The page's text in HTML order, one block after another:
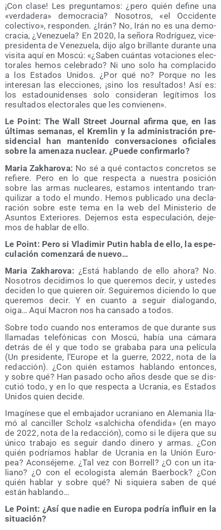
¡Con cla­se! Les pre­gun­ta­mos: ¿pero quién defi­ne una
«ver­da­de­ra» demo­cra­cia? Noso­tros, «el Occi­den­te
colec­ti­vo», res­pon­den. ¿Irán? No, Irán no es una demo­
cra­cia, ¿Vene­zue­la? En 2020, la seño­ra Rodrí­guez, vice­
pre­si­den­ta de Vene­zue­la, dijo algo bri­llan­te duran­te una
visi­ta aquí en Mos­cú: «¿Saben cuán­tas vota­cio­nes elec­
to­ra­les hemos cele­bra­do? Ni uno solo ha com­pla­ci­do
a los Esta­dos Uni­dos. ¿Por qué no? Por­que no les
intere­san las elec­cio­nes, ¡sino los resul­ta­dos! Así es:
los esta­dou­ni­den­ses solo con­si­de­ran legí­ti­mos los
resul­ta­dos elec­to­ra­les que les convienen».
Le Point: The Wall Street Jour­nal afir­ma que, en las
últi­mas sema­nas, el Krem­lin y la admi­nis­tra­ción pre­
si­den­cial han man­te­ni­do con­ver­sa­cio­nes ofi­cia­les
sobre la ame­na­za nuclear. ¿Pue­de confirmarlo?
Maria Zakha­ro­va: No sé a qué con­tac­tos con­cre­tos se
refie­re. Pero en lo que res­pec­ta a nues­tra posi­ción
sobre las armas nuclea­res, esta­mos inten­tan­do tran­
qui­li­zar a todo el mun­do. Hemos publi­ca­do una decla­
ra­ción sobre este tema en la web del Minis­te­rio de
Asun­tos Exte­rio­res. Deje­mos esta espe­cu­la­ción, deje­
mos de hablar de ello.
Le Point: Pero si Vla­di­mir Putin habla de ello, la espe­
cu­la­ción comen­za­rá de nuevo…
Maria Zakha­ro­va: ¿Está hablan­do de ello aho­ra? No.
Noso­tros deci­di­mos lo que que­re­mos decir, y uste­des
deci­den lo que quie­ren oír. Segui­re­mos dicien­do lo que
que­re­mos decir. Y en cuan­to a seguir dia­lo­gan­do,
oiga… Aquí Macron nos ha can­sa­do a todos.
Sobre todo cuan­do nos ente­ra­mos de que duran­te sus
lla­ma­das tele­fó­ni­cas con Mos­cú, había una cáma­ra
detrás de él y que todo se gra­ba­ba para una pelí­cu­la
(Un pre­si­den­te, l’Eu­ro­pe et la gue­rre, 2022, nota de la
redac­ción). ¿Con quién esta­mos hablan­do enton­ces,
y sobre qué? Han pasa­do ocho años des­de que se dis­
cu­tió todo, y en lo que res­pec­ta a Ucra­nia, es Esta­dos
Uni­dos quien decide.
Ima­gí­ne­se que el emba­ja­dor ucra­niano en Ale­ma­nia lla­
mó al can­ci­ller Scholz «sal­chi­cha ofen­di­da» (en mayo
de 2022, nota de la redac­ción), como si le dije­ra que su
úni­co tra­ba­jo es seguir dan­do dine­ro y armas. ¿Con
quién podría­mos hablar de Ucra­nia en la Unión Euro­
pea? Acon­sé­je­me. ¿Tal vez con Borrell? ¿O con un ita­
liano? ¿O con el eco­lo­gis­ta ale­mán Baer­bock? ¿Con
quién hablar y sobre qué? Ni siquie­ra saben de qué
están hablando…
Le Point: ¿Así que nadie en Euro­pa podría influir en la
situación?